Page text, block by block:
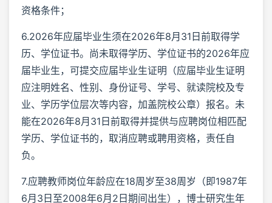
资格条件；
6.2026年应届毕业生须在2026年8月31日前取得学
历、学位证书。尚未取得学历、学位证书的2026年应
届毕业生，可提交应届毕业生证明（应届毕业生证明
应注明姓名、性别、身份证号、学号、就读院校及专
业、学历学位层次等内容，加盖院校公章）报名。未
能在2026年8月31日前取得并提供与应聘岗位相匹配
学历、学位证书的，取消应聘或聘用资格，责任自
负。
7.应聘教师岗位年龄应在18周岁至38周岁（即1987年
6月3日至2008年6月2日期间出生），博士研究生年